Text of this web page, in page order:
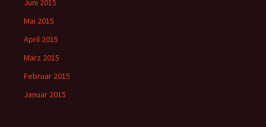
Juni 2015
Mai 2015
April 2015
März 2015
Februar 2015
Januar 2015